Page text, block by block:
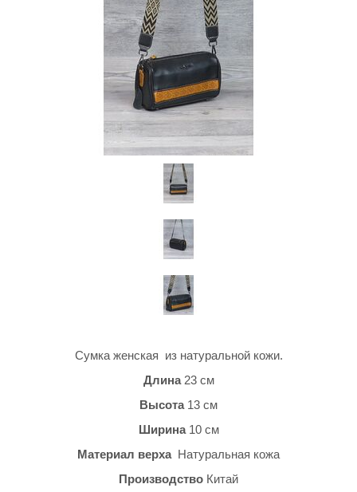
Сумка женская из натуральной кожи.
Длина23 см
Высота 13 см
Ширина 10 см
Материал верха Натуральная кожа
Производство Китай